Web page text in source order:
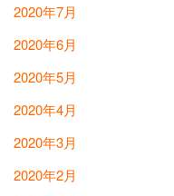
2020年7月
2020年6月
2020年5月
2020年4月
2020年3月
2020年2月